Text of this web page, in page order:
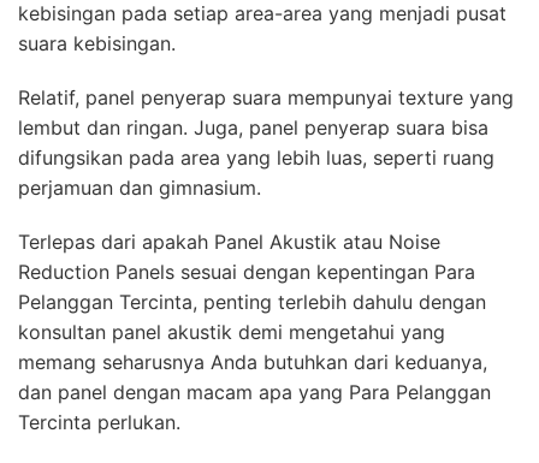
kebisingan pada setiap area-area yang menjadi pusat
suara kebisingan.
Relatif, panel penyerap suara mempunyai texture yang
lembut dan ringan. Juga, panel penyerap suara bisa
difungsikan pada area yang lebih luas, seperti ruang
perjamuan dan gimnasium.
Terlepas dari apakah Panel Akustik atau Noise
Reduction Panels sesuai dengan kepentingan Para
Pelanggan Tercinta, penting terlebih dahulu dengan
konsultan panel akustik demi mengetahui yang
memang seharusnya Anda butuhkan dari keduanya,
dan panel dengan macam apa yang Para Pelanggan
Tercinta perlukan.